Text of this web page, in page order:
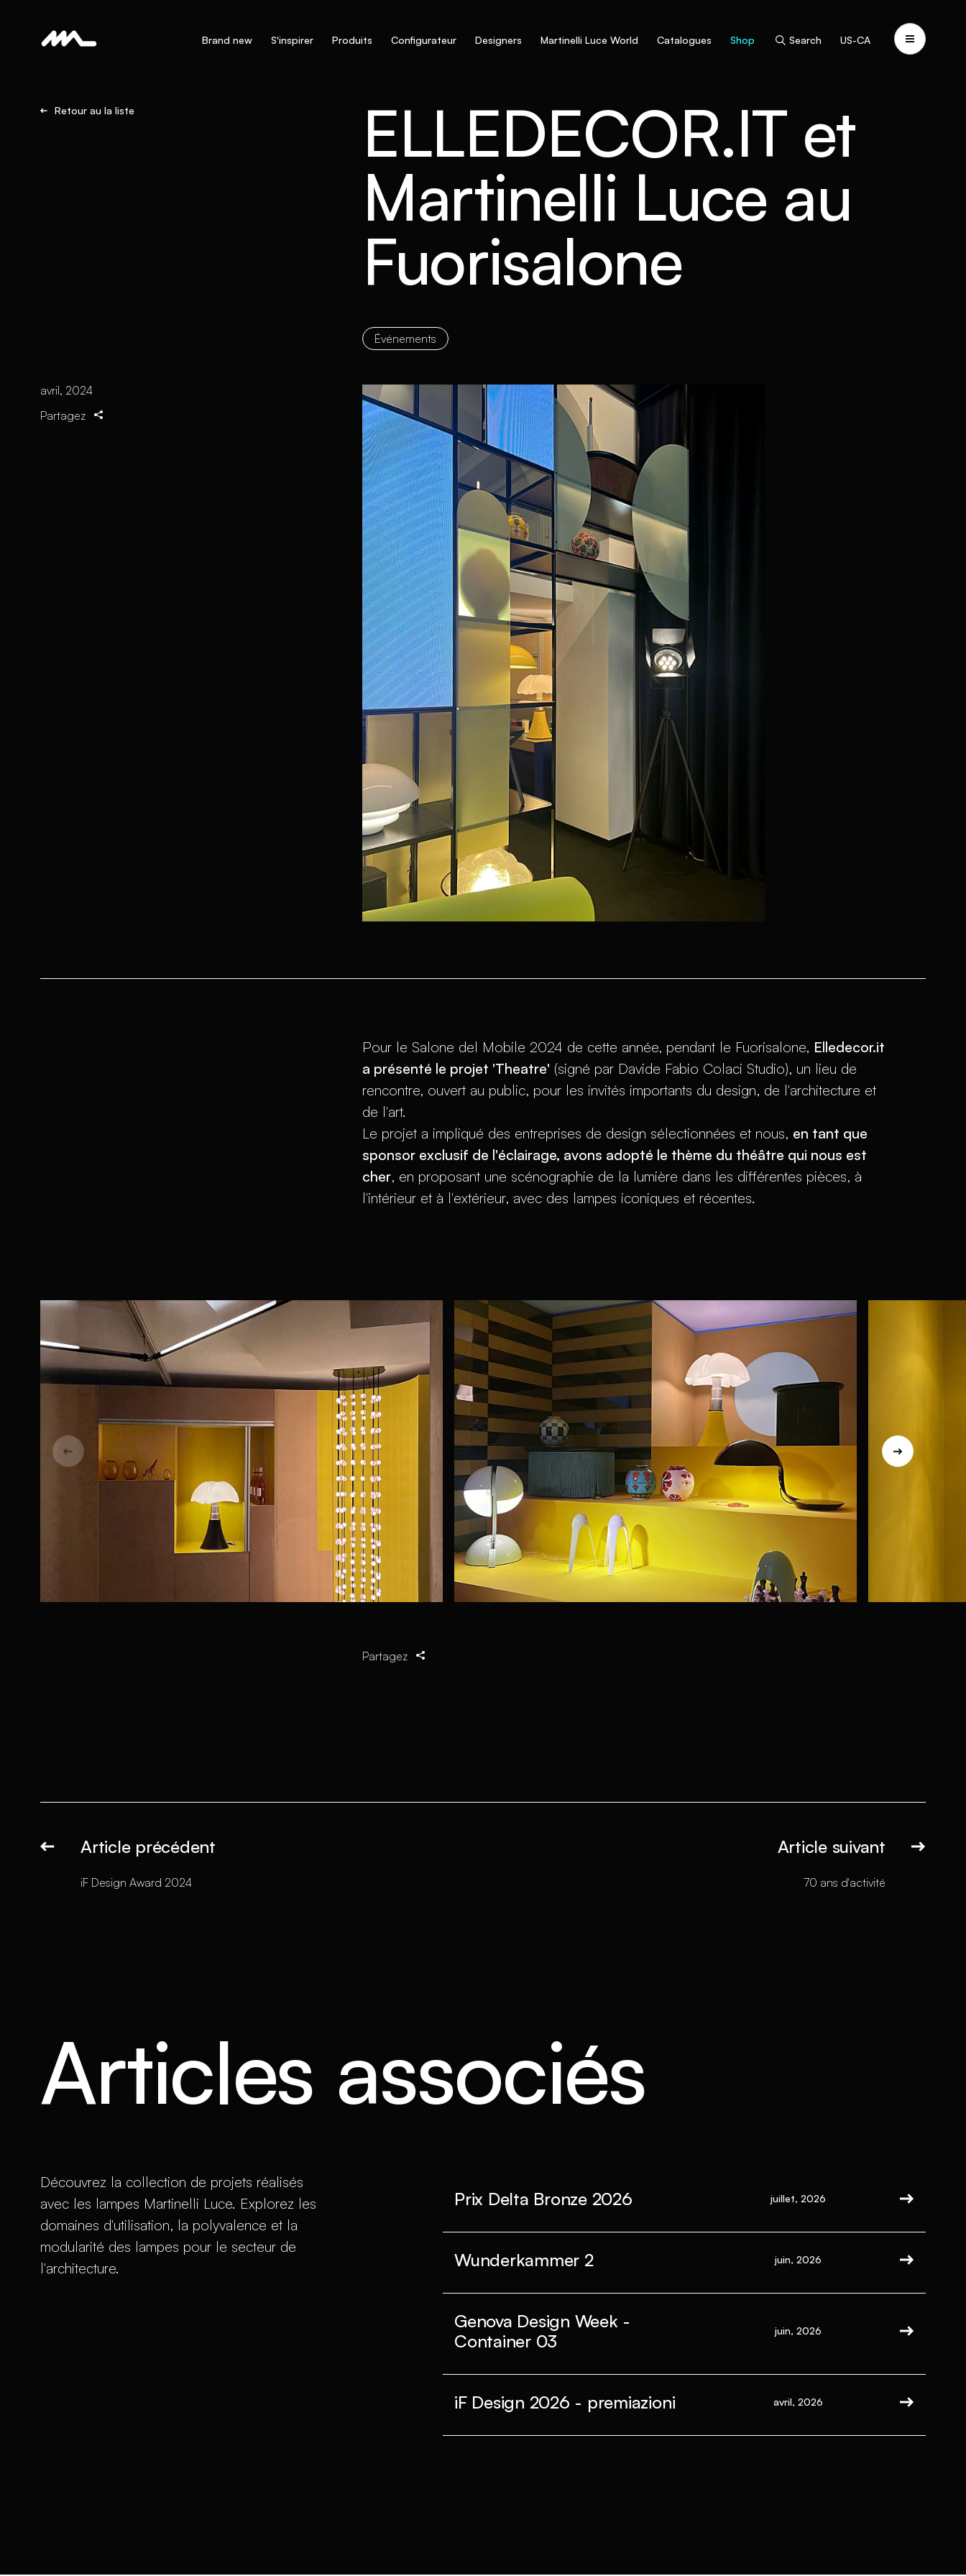
Brand new S'inspirer Produits Configurateur Designers Martinelli Luce World Catalogues Shop Search US-CA
Retour au la liste ELLEDECOR.IT et
Martinelli Luce au
Fuorisalone
Événements
avril, 2024
Partagez
Pour le Salone del Mobile 2024 de cette année, pendant le Fuorisalone, Elledecor.it
a présenté le projet 'Theatre' (signé par Davide Fabio Colaci Studio), un lieu de
rencontre, ouvert au public, pour les invités importants du design, de l'architecture et
de l'art.
Le projet a impliqué des entreprises de design sélectionnées et nous, en tant que
sponsor exclusif de l'éclairage, avons adopté le thème du théâtre qui nous est
cher, en proposant une scénographie de la lumière dans les différentes pièces, à
l'intérieur et à l'extérieur, avec des lampes iconiques et récentes.
Partagez
Article précédent
iF Design Award 2024
Article suivant
70 ans d'activité
Articles associés
Découvrez la collection de projets réalisés
avec les lampes Martinelli Luce. Explorez les
domaines d'utilisation, la polyvalence et la
modularité des lampes pour le secteur de
l'architecture.
Prix Delta Bronze 2026 juillet, 2026
Wunderkammer 2 juin, 2026
Genova Design Week -
Container 03
juin, 2026
iF Design 2026 - premiazioni avril, 2026